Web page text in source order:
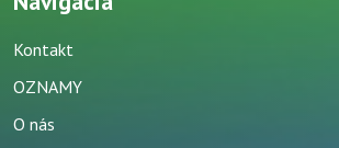
Kontakt
OZNAMY
O nás